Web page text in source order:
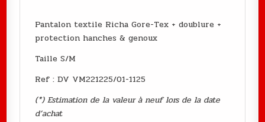
Pantalon textile Richa Gore-Tex + doublure +
protection hanches & genoux
Taille S/M
Ref : DV VM221225/01-1125
(*) Estimation de la valeur à neuf lors de la date
d’achat